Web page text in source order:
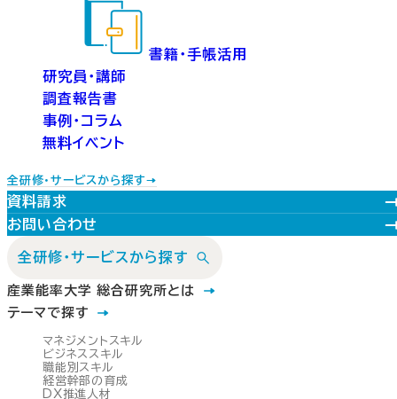
書籍・手帳活用
研究員・講師
調査報告書
事例・コラム
無料イベント
全研修・サービスから探す
資料請求
お問い合わせ
全研修・サービスから探す
産業能率大学 総合研究所とは
テーマで探す
マネジメントスキル
ビジネススキル
職能別スキル
経営幹部の育成
DX推進人材